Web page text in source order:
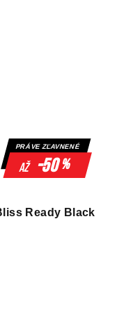
PRÁVE ZĽAVNENÉ
až -50%
Ready Black